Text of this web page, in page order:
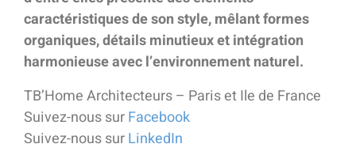
caractéristiques de son style, mêlant formes
organiques, détails minutieux et intégration
harmonieuse avec l’environnement naturel.
TB’Home Architecteurs – Paris et Ile de France
Suivez-nous surFacebook
Suivez-nous surLinkedIn